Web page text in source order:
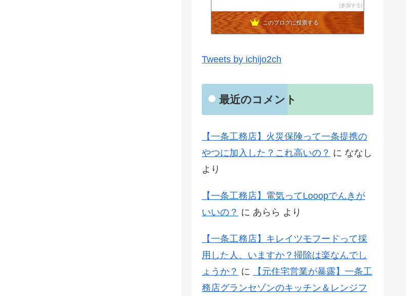
参加する
このブログに投票する
Tweets by ichijo2ch
最近のコメント
【一条工務店】火災保険って一条提携の
やつに加入した？これ高いの？ に ななし
より
【一条工務店】電気ってLooopでんきが
いいの？ に あらら より
【一条工務店】キレイツモフードって採
用した人、いますか？掃除は楽なんでし
ょうか？ に
【元住宅営業が暴露】一条工
務店グランセゾンのキッチン＆レンジフ